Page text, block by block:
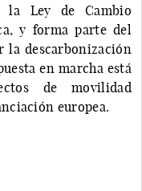
la Ley de Cambio
y forma parte del
la descarbonización
en marcha está
de movilidad
europea.